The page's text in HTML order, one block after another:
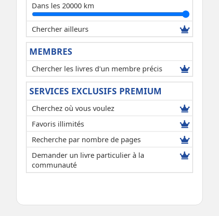
Dans les 20000 km
Chercher ailleurs
MEMBRES
Chercher les livres d'un membre précis
SERVICES EXCLUSIFS PREMIUM
Cherchez où vous voulez
Favoris illimités
Recherche par nombre de pages
Demander un livre particulier à la
communauté